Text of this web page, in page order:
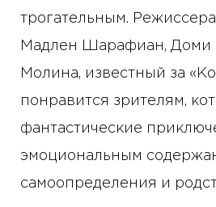
трогательным.
Мадлен Шарафиан,
Молина, известный за
понравится зрителям,
фантастические
эмоциональным
самоопределения и